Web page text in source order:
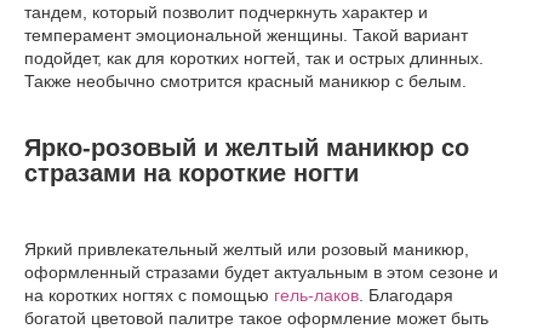
тандем, который позволит подчеркнуть характер и
темперамент эмоциональной женщины. Такой вариант
подойдет, как для коротких ногтей, так и острых длинных.
Также необычно смотрится красный маникюр с белым.
Ярко-розовый и желтый маникюр со
стразами на короткие ногти
Яркий привлекательный желтый или розовый маникюр,
оформленный стразами будет актуальным в этом сезоне и
на коротких ногтях с помощью гель-лаков . Благодаря
богатой цветовой палитре такое оформление может быть